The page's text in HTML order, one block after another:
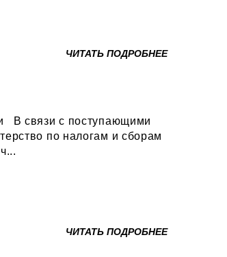
ЧИТАТЬ ПОДРОБНЕЕ
по налогам и сборам
ЧИТАТЬ ПОДРОБНЕЕ